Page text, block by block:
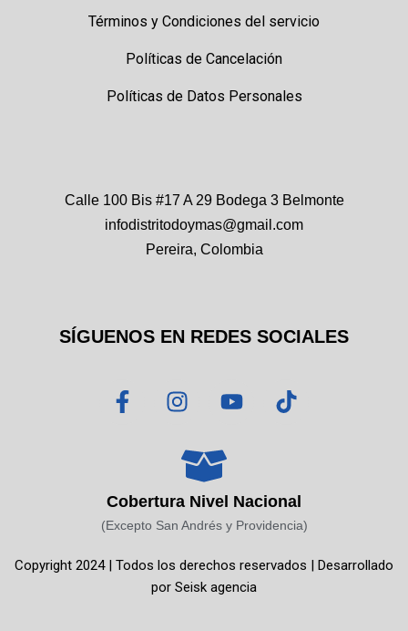
Términos y Condiciones del servicio
Políticas de Cancelación
Políticas de Datos Personales
Calle 100 Bis #17 A 29 Bodega 3 Belmonte
infodistritodoymas@gmail.com
Pereira, Colombia
SÍGUENOS EN REDES SOCIALES
F
a
o
o
-
I
n
t
a
g
r
m
Y
o
b
e
T
i
k
Cobertura Nivel Nacional
(Excepto San Andrés y Providencia)
Copyright 2024 | Todos los derechos reservados | Desarrollado
por Seisk agencia